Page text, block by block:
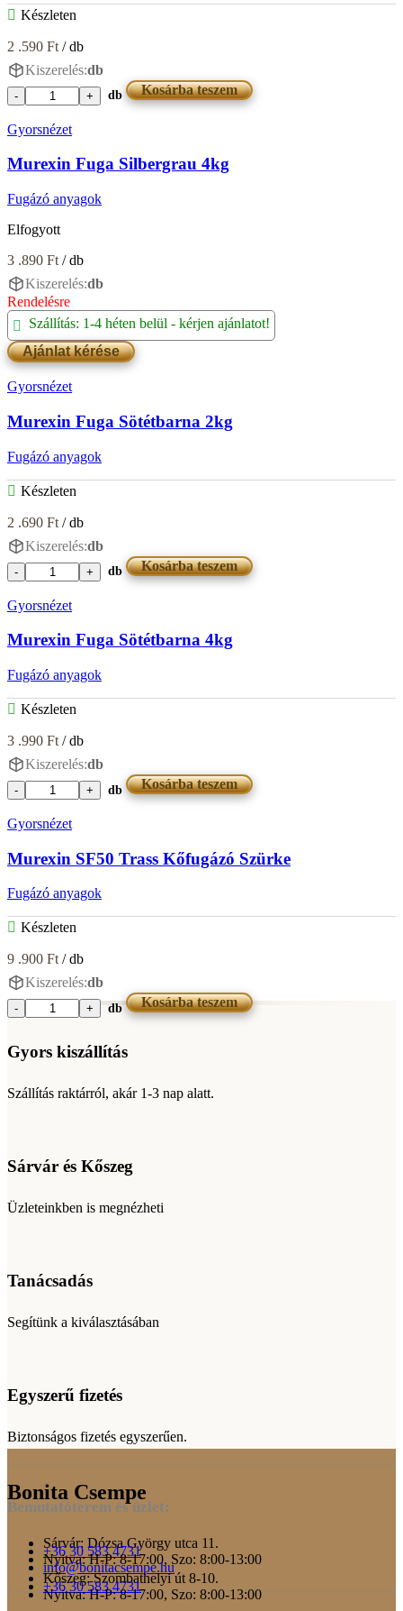
Készleten
2 .590 Ft / db
Kiszerelés:db
Murexin
Seidengrau
mennyiség
db Kosárba teszem
Gyorsnézet
Murexin Fuga Silbergrau 4kg
Fugázó anyagok
Elfogyott
3 .890 Ft / db
Kiszerelés:db
Rendelésre
Szállítás: 1-4 héten belül - kérjen ajánlatot!
Ajánlat kérése
Gyorsnézet
Murexin Fuga Sötétbarna 2kg
Fugázó anyagok
Készleten
2 .690 Ft / db
Kiszerelés:db
Murexin
Sötétbarna
mennyiség
db Kosárba teszem
Gyorsnézet
Murexin Fuga Sötétbarna 4kg
Fugázó anyagok
Készleten
3 .990 Ft / db
Kiszerelés:db
Murexin
Sötétbarna
mennyiség
db Kosárba teszem
Gyorsnézet
Murexin SF50 Trass Kőfugázó Szürke
Fugázó anyagok
Készleten
9 .900 Ft/ db
Kiszerelés:db
Murexin
Trass
Kőfugázó
mennyiség
db Kosárba teszem
Gyors kiszállítás
Szállítás raktárról, akár 1-3 nap alatt.
Sárvár és Kőszeg
Üzleteinkben is megnézheti
Tanácsadás
Segítünk a kiválasztásában
Egyszerű fizetés
Biztonságos fizetés egyszerűen.
Bonita Csempe
Bemutatóterem és üzlet:
Sárvár: Dózsa György utca 11.
+36 30 583 4731
Nyitva: H-P: 8-17:00, Szo: 8:00-13:00
info@bonitacsempe.hu
Kőszeg: Szombathelyi út 8-10.
+36 30 583 4731
Nyitva: H-P: 8-17:00, Szo: 8:00-13:00